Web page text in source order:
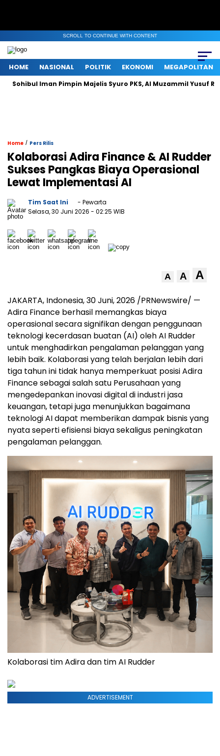
SCROLL TO CONTINUE WITH CONTENT
HOME NASIONAL POLITIK EKONOMI MEGAPOLITAN
Iman Pimpin Majelis Syuro PKS, Al Muzammil Yusuf Resmi
Home / Pers Rilis
Kolaborasi Adira Finance & AI Rudder
Sukses Pangkas Biaya Operasional
Lewat Implementasi AI
Tim Saat Ini
- Pewarta
Selasa, 30 Juni 2026 - 02:25 WIB
A A A
JAKARTA, Indonesia,30 Juni, 2026 /PRNewswire/ —
Adira Finance berhasil memangkas biaya
operasional secara signifikan dengan penggunaan
teknologi kecerdasan buatan (AI) oleh AI Rudder
untuk menghadirkan pengalaman pelanggan yang
lebih baik. Kolaborasi yang telah berjalan lebih dari
tiga tahun ini tidak hanya memperkuat posisi Adira
Finance sebagai salah satu Perusahaan yang
mengedepankan inovasi digital di industri jasa
keuangan, tetapi juga menunjukkan bagaimana
teknologi AI dapat memberikan dampak bisnis yang
nyata seperti efisiensi biaya sekaligus peningkatan
pengalaman pelanggan.
Kolaborasi tim Adira dan tim AI Rudder
ADVERTISEMENT